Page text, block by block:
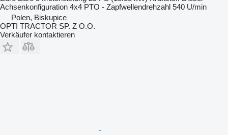
Achsenkonfiguration 4x4 PTO - Zapfwellendrehzahl 540 U/min
Polen, Biskupice
OPTI TRACTOR SP. Z O.O.
Verkäufer kontaktieren